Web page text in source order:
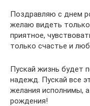
Поздравляю с днем
желаю видеть
приятное,
только счастье и
Пускай жизнь будет
надежд. Пускай все
желания исполнимы,
рождения!